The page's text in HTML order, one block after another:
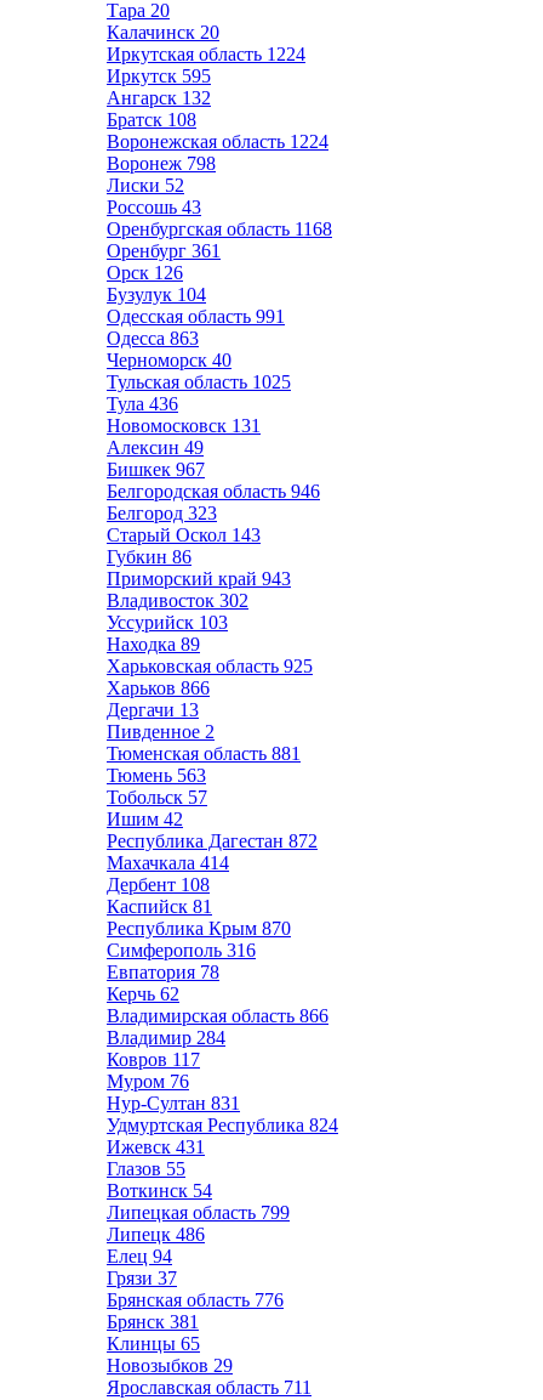
Тара 20
Калачинск 20
Иркутская область 1224
Иркутск 595
Ангарск 132
Братск 108
Воронежская область 1224
Воронеж 798
Лиски 52
Россошь 43
Оренбургская область 1168
Оренбург 361
Орск 126
Бузулук 104
Одесская область 991
Одесса 863
Черноморск 40
Тульская область 1025
Тула 436
Новомосковск 131
Алексин 49
Бишкек 967
Белгородская область 946
Белгород 323
Старый Оскол 143
Губкин 86
Приморский край 943
Владивосток 302
Уссурийск 103
Находка 89
Харьковская область 925
Харьков 866
Дергачи 13
Пивденное 2
Тюменская область 881
Тюмень 563
Тобольск 57
Ишим 42
Республика Дагестан 872
Махачкала 414
Дербент 108
Каспийск 81
Республика Крым 870
Симферополь 316
Евпатория 78
Керчь 62
Владимирская область 866
Владимир 284
Ковров 117
Муром 76
Нур-Султан 831
Удмуртская Республика 824
Ижевск 431
Глазов 55
Воткинск 54
Липецкая область 799
Липецк 486
Елец 94
Грязи 37
Брянская область 776
Брянск 381
Клинцы 65
Новозыбков 29
Ярославская область 711